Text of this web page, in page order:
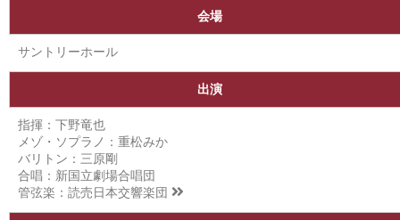
会場
サントリーホール
出演
指揮：下野竜也
メゾ・ソプラノ：重松みか
バリトン：三原剛
合唱：新国立劇場合唱団
管弦楽： 読売日本交響楽団